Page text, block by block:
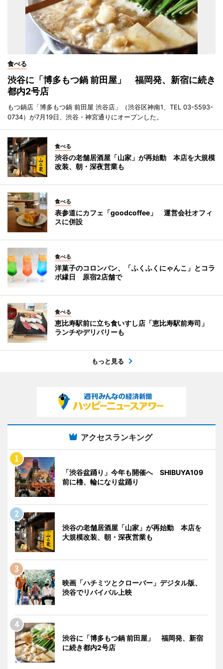
食べる
渋谷に「博多もつ鍋 前田屋」 福岡発、新宿に続き
都内2号店
もつ鍋店「博多もつ鍋 前田屋 渋谷店」（渋谷区神南1、TEL 03-5593-
0734）が7月19日、渋谷・神宮通りにオープンした。
食べる
渋谷の老舗居酒屋「山家」が再始動 本店を大規模
改装、朝・深夜営業も
食べる
表参道にカフェ「goodcoffee」 運営会社オフィ
スに併設
食べる
洋菓子のコロンバン、「ふくふくにゃんこ」とコラ
ボ縁日 原宿2店舗で
食べる
恵比寿駅前に立ち食いすし店「恵比寿駅前寿司」
ランチやデリバリーも
もっと見る
アクセスランキング
「渋谷盆踊り」今年も開催へ SHIBUYA109
前に櫓、輪になり盆踊り
渋谷の老舗居酒屋「山家」が再始動 本店を
大規模改装、朝・深夜営業も
映画「ハチミツとクローバー」デジタル版、
渋谷でリバイバル上映
渋谷に「博多もつ鍋 前田屋」 福岡発、新宿
に続き都内2号店